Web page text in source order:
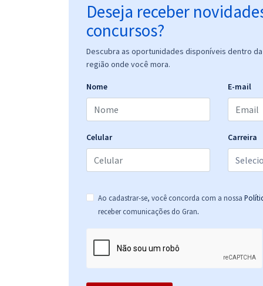
CRA SP - Conselho Regional de Administração de
São Paulo - Analista I- Contabilidade (Código 402)
(Módulo Especial)
CRA SP - Conselho Regional de Administração de
São Paulo - Analista I - Atendimento e Cobrança
CRA SP - Conselho Regional de Administração de
Sistemas
Deseja receber
concursos?
Descubra as oportunidades disponíveis dentro
região onde você mora.
Nome E-mail
Celular Carreira
Ao cadastrar-se, você concorda com a nossa
receber comunicações do Gran.